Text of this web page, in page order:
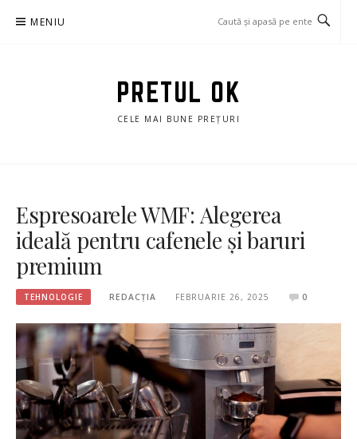
MENIU
PRETUL OK
CELE MAI BUNE PREȚURI
Espresoarele WMF: Alegerea
ideală pentru cafenele și baruri
premium
TEHNOLOGIE REDACȚIA FEBRUARIE 26, 2025 0